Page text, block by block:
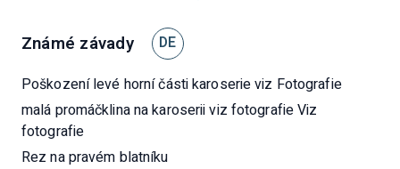
Brzdy Brzdové kotouče nové 2019
Nová podlaha zadní garáže 2019
2 nové střešní poklopy 2021/22
Sedadla byla přečalouněna, pod nimi jsou staré potahy
(částečně porušené švy)
Bílé dřevěné lamino v obývací části.
Známé závady DE
Poškození levé horní části karoserie viz Fotografie
malá promáčklina na karoserii viz fotografie Viz
fotografie
Rez na pravém blatníku